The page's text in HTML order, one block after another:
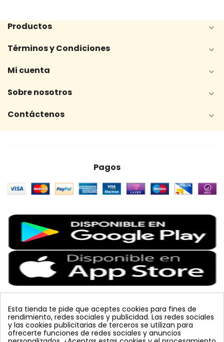
Productos 
Términos y Condiciones 
Mi cuenta 
Sobre nosotros 
Contáctenos 
Pagos
Etiquetas Populares
Esta tienda te pide que aceptes cookies para fines de
rendimiento, redes sociales y publicidad. Las redes sociales
y las cookies publicitarias de terceros se utilizan para
ofrecerte funciones de redes sociales y anuncios